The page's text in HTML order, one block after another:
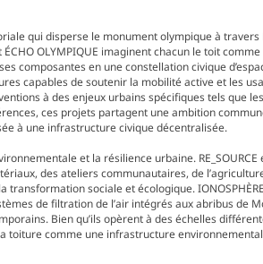
qui disperse le monument olympique à
OLYMPIQUE imaginent chacun le toit
composantes en une constellation civique
capables de soutenir la mobilité active et les
à des enjeux urbains spécifiques tels que
ces projets partagent une ambition
à une infrastructure civique décentralisée.
et la résilience urbaine.
des ateliers communautaires, de
sociale et écologique.
de filtration de l’air intégrés aux abribus de
Bien qu’ils opèrent à des échelles
toiture comme une infrastructure